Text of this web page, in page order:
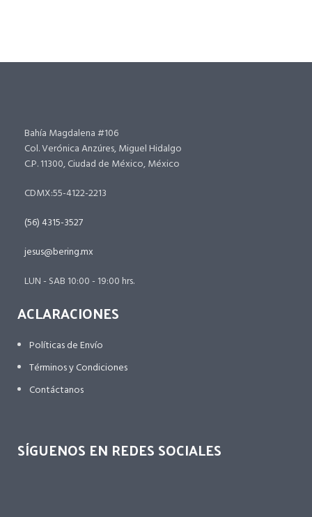
Bahía Magdalena #106
Col. Verónica Anzúres, Miguel Hidalgo
C.P. 11300, Ciudad de México, México
CDMX:55-4122-2213
(56) 4315-3527
jesus@bering.mx
LUN - SAB 10:00 - 19:00 hrs.
ACLARACIONES
Políticas de Envío
Términos y Condiciones
Contáctanos
SÍGUENOS EN REDES SOCIALES